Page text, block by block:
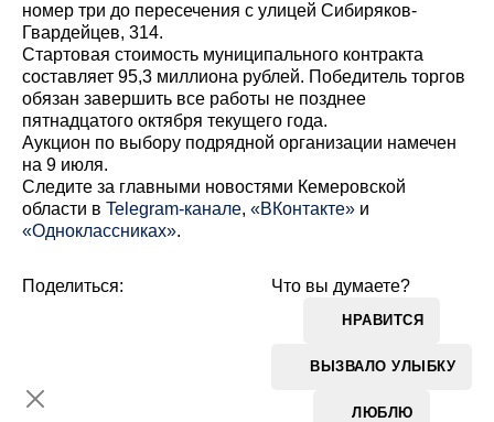
номер три до пересечения с улицей Сибиряков-
Гвардейцев, 314.
Стартовая стоимость муниципального контракта
составляет 95,3 миллиона рублей. Победитель торгов
обязан завершить все работы не позднее
пятнадцатого октября текущего года.
Аукцион по выбору подрядной организации намечен
на 9 июля.
Cледите за главными новостями Кемеровской
области в Telegram-канале, «ВКонтакте» и
«Одноклассниках».
Что вы думаете?
НРАВИТСЯ
ВЫЗВАЛО УЛЫБКУ
ЛЮБЛЮ
Поделиться: